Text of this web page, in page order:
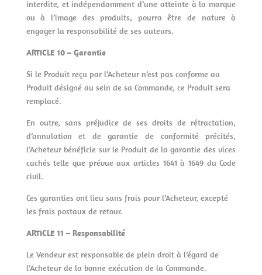
interdite, et indépendamment d’une atteinte à la marque
ou à l’image des produits, pourra être de nature à
engager la responsabilité de ses auteurs.
ARTICLE 10 – Garantie
Si le Produit reçu par l’Acheteur n’est pas conforme au
Produit désigné au sein de sa Commande, ce Produit sera
remplacé.
En outre, sans préjudice de ses droits de rétractation,
d’annulation et de garantie de conformité précités,
l’Acheteur bénéficie sur le Produit de la garantie des vices
cachés telle que prévue aux articles 1641 à 1649 du Code
civil.
Ces garanties ont lieu sans frais pour l’Acheteur, excepté
les frais postaux de retour.
ARTICLE 11 – Responsabilité
Le Vendeur est responsable de plein droit à l’égard de
l’Acheteur de la bonne exécution de la Commande.